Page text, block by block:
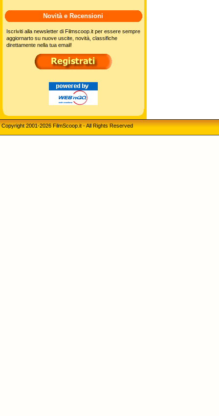
Novità e Recensioni
Iscriviti alla newsletter di Filmscoop.it per essere sempre
aggiornarto su nuove uscite, novità, classifiche
direttamente nella tua email!
Copyright 2001-2026 FilmScoop.it - All Rights Reserved